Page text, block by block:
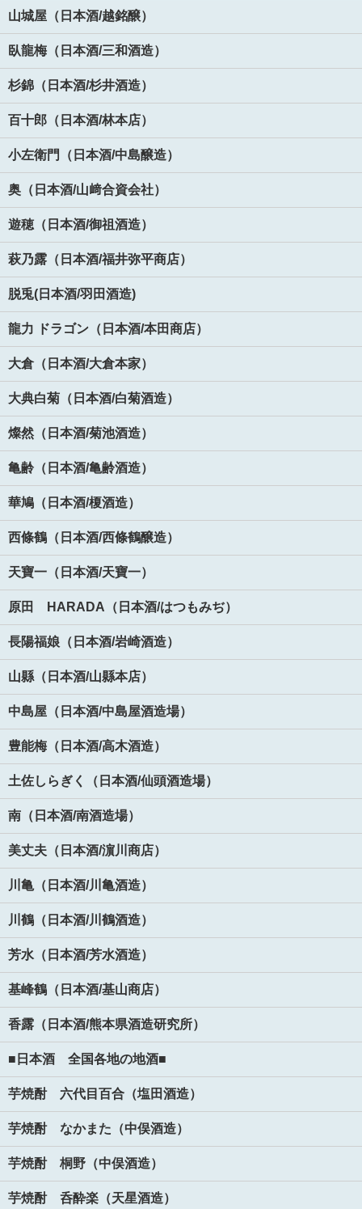
山城屋（日本酒/越銘醸）
臥龍梅（日本酒/三和酒造）
杉錦（日本酒/杉井酒造）
百十郎（日本酒/林本店）
小左衛門（日本酒/中島醸造）
奥（日本酒/山﨑合資会社）
遊穂（日本酒/御祖酒造）
萩乃露（日本酒/福井弥平商店）
脱兎(日本酒/羽田酒造)
龍力 ドラゴン（日本酒/本田商店）
大倉（日本酒/大倉本家）
大典白菊（日本酒/白菊酒造）
燦然（日本酒/菊池酒造）
亀齢（日本酒/亀齢酒造）
華鳩（日本酒/榎酒造）
西條鶴（日本酒/西條鶴醸造）
天寶一（日本酒/天寶一）
原田 HARADA（日本酒/はつもみぢ）
長陽福娘（日本酒/岩崎酒造）
山縣（日本酒/山縣本店）
中島屋（日本酒/中島屋酒造場）
豊能梅（日本酒/高木酒造）
土佐しらぎく（日本酒/仙頭酒造場）
南（日本酒/南酒造場）
美丈夫（日本酒/濵川商店）
川亀（日本酒/川亀酒造）
川鶴（日本酒/川鶴酒造）
芳水（日本酒/芳水酒造）
基峰鶴（日本酒/基山商店）
香露（日本酒/熊本県酒造研究所）
■日本酒 全国各地の地酒■
芋焼酎 六代目百合（塩田酒造）
芋焼酎 なかまた（中俣酒造）
芋焼酎 桐野（中俣酒造）
芋焼酎 呑酔楽（天星酒造）